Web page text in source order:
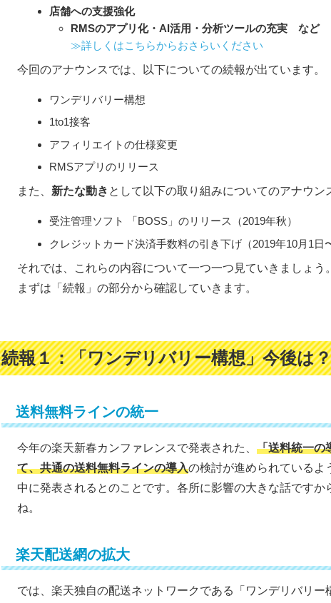
店舗への支援強化
RMSのアプリ化・AI活用・分析ツールの充実 など
≫詳しくはこちらからおさらいください
今回のアナウンスでは、以下についての続報が出ています。
ワンデリバリー構想
1to1接客
アフィリエイトの仕様変更
RMSアプリのリリース
また、 新たな動き として以下の取り組みについてのアナウン
受注管理ソフト 「BOSS」のリリース（2019年秋）
クレジットカード決済手数料の引き下げ（2019年10月1日
それでは、これらの内容について一つ一つ見ていきましょう。
まずは「続報」の部分から確認していきます。
続報１：「ワンデリバリー構想」今後は？
送料無料ラインの統一
今年の楽天新春カンファレンスで発表された、 「送料統一の
て、共通の送料無料ラインの導入の検討が進められているよ
中に発表されるとのことです。各所に影響の大きな話ですか
ね。
楽天配送網の拡大
では、楽天独自の配送ネットワークである「ワンデリバリー